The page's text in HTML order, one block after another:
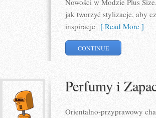
Nowości w Modzie Plus
jak tworzyć stylizacje, aby
inspiracje [ Read More ]
CONTINUE
Perfumy i
Orientalno-przyprawowy